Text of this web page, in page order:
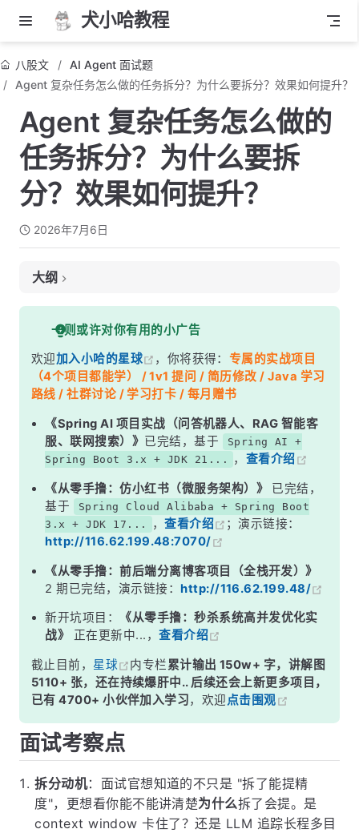
犬小哈教程
八股文
AI Agent 面试题
Agent 复杂任务怎么做的任务拆分？为什么要拆分？效果如何提升？
Agent 复杂任务怎么做的
任务拆分？为什么要拆
分？效果如何提升？
2026年7月6日
大纲
面试考察点
核心答案
深度解析
一、为什么必须拆分？从一个翻车案例说起
二、两种拆分思路：静态 vs 动态
三、Plan-and-Execute 的 Java 实现（LangChain4j）
五、自适应拆分（ADaPT）：做不好就继续拆
六、Replan 机制：计划得跟着现实走
效果如何提升？量化指标
面试高频追问
常见面试变体
记忆口诀
总结
一则或许对你有用的小广告
欢迎加入小哈的星球 ，你将获得： 专属的实战项目
（4个项目都能学） / 1v1 提问 / 简历修改 / Java 学习
路线 / 社群讨论 / 学习打卡 / 每月赠书
《Spring AI 项目实战（问答机器人、RAG 智能客
服、联网搜索）》 已完结，基于
Spring AI +
Spring Boot 3.x + JDK 21...
， 查看介绍
《从零手撸：仿小红书（微服务架构）》
已完结，
基于
Spring Cloud Alibaba + Spring Boot
3.x + JDK 17...
，查看介绍
；演示链接：
http://116.62.199.48:7070/
《从零手撸：前后端分离博客项目（全栈开发）》
2 期已完结，演示链接：http://116.62.199.48/
新开坑项目：
《从零手撸：秒杀系统高并发优化实
战》
正在更新中...，查看介绍
截止目前， 星球 内专栏累计输出 150w+ 字，讲解图
5110+ 张，还在持续爆肝中.. 后续还会上新更多项目，
已有 4700+ 小伙伴加入学习，欢迎点击围观
面试考察点
拆分动机：面试官想知道的不只是 "拆了能提精
度"，更想看你能不能讲清楚为什么拆了会提。是
context window 卡住了？还是 LLM 追踪长程多目